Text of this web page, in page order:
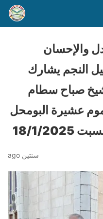
والإحسان
النجم يشارك
صباح سطام
عشيرة البومحل
2025
سنتين ago